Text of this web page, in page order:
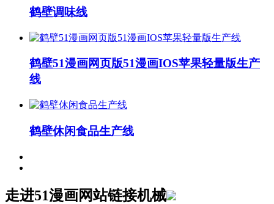
鹤壁调味线
鹤壁51漫画网页版51漫画IOS苹果轻量版生产
线
鹤壁休闲食品生产线
走进51漫画网站链接机械